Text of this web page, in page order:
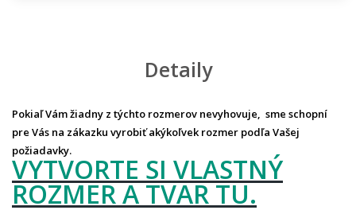
Detaily
Pokiaľ Vám žiadny z týchto rozmerov nevyhovuje,
sme schopní
pre Vás na zákazku vyrobiť akýkoľvek rozmer podľa Vašej
požiadavky.
VYTVORTE SI VLASTNÝ
ROZMER A TVAR TU.